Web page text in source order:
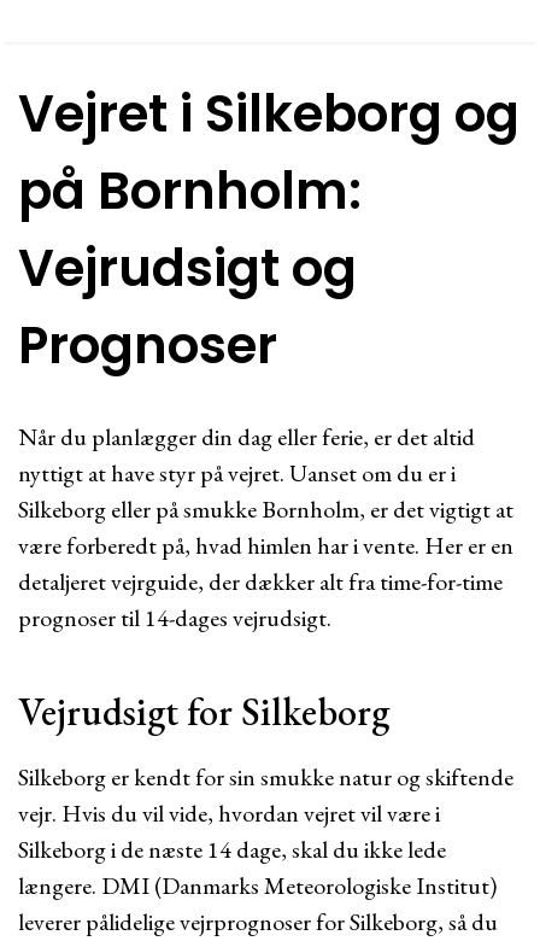
Vejret i Silkeborg og
på Bornholm:
Vejrudsigt og
Prognoser
Når du planlægger din dag eller ferie, er det altid
nyttigt at have styr på vejret. Uanset om du er i
Silkeborg eller på smukke Bornholm, er det vigtigt at
være forberedt på, hvad himlen har i vente. Her er en
detaljeret vejrguide, der dækker alt fra time-for-time
prognoser til 14-dages vejrudsigt.
Vejrudsigt for Silkeborg
Silkeborg er kendt for sin smukke natur og skiftende
vejr. Hvis du vil vide, hvordan vejret vil være i
Silkeborg i de næste 14 dage, skal du ikke lede
længere. DMI (Danmarks Meteorologiske Institut)
leverer pålidelige vejrprognoser for Silkeborg, så du